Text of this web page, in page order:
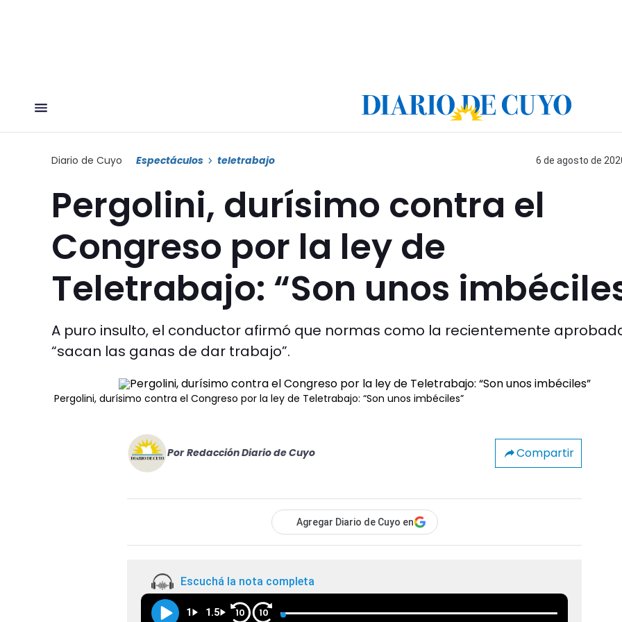
Diario de Cuyo Espectáculos teletrabajo 6 de agosto de
Pergolini, durísimo contra el
Congreso por la ley de
Teletrabajo: “Son unos
A puro insulto, el conductor afirmó que normas como la recientemente
“sacan las ganas de dar trabajo”.
Pergolini, durísimo contra el Congreso por la ley de Teletrabajo: “Son unos imbéciles”
Por Redacción Diario de Cuyo Compartir
Agregar Diario de Cuyo en
Escuchá la nota completa
1 1.5 10 10